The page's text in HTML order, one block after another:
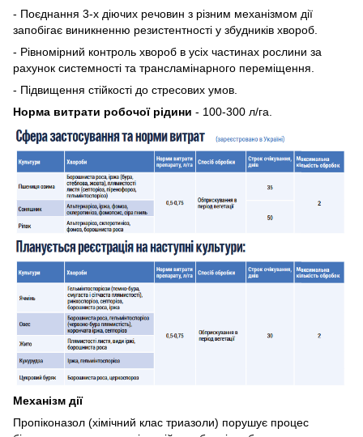
- Поєднання 3-х діючих речовин з різним механізмом дії
запобігає виникненню резистентності у збудників хвороб.
- Рівномірний контроль хвороб в усіх частинах рослини за
рахунок системності та трансламінарного переміщення.
- Підвищення стійкості до стресових умов.
Норма витрати робочої рідини - 100-300 л/га.
Механізм дії
Пропіконазол (хімічний клас триазоли) порушує процес